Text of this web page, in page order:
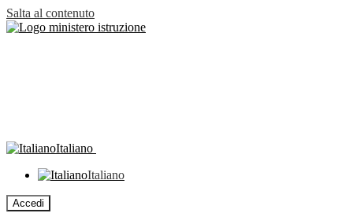
Salta al contenuto
Italiano
Italiano
Accedi